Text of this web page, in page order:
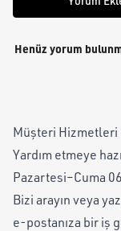
Henüz yorum
Müşteri Hizmetleri
Yardım etmeye
Pazartesi–Cuma
Bizi arayın veya
e-postanıza bir iş